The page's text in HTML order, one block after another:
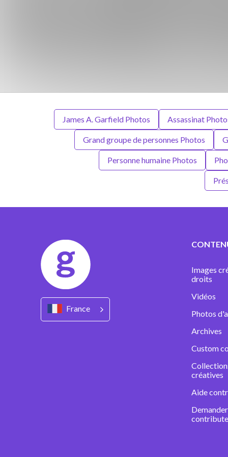
James A. Garfield Photos Assassinat
Grand groupe de personnes Photos
Personne humaine Photos
France
Images
droits
Vidéos
Photos
Archives
Custom
créatives
Aide